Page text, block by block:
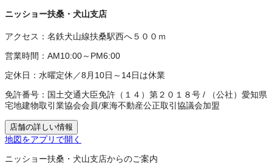
ニッショー扶桑・犬山支店
アクセス： 名鉄犬山線扶桑駅西へ５００ｍ
営業時間： AM10:00～PM6:00
定休日： 水曜定休／8月10日～14日は休業
免許番号： 国土交通大臣免許（１４）第２０１８号 /
（公社）愛知県
宅地建物取引業協会会員/東海不動産公正取引協議会加盟
店舗の詳しい情報
地図をアプリで開く
ニッショー扶桑・犬山支店からのご案内